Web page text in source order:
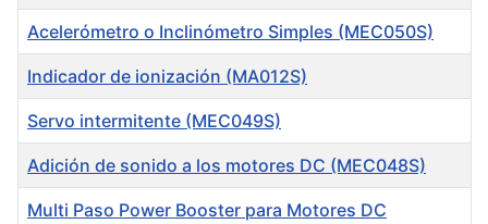
Acelerómetro o Inclinómetro Simples (MEC050S)
Indicador de ionización (MA012S)
Servo intermitente (MEC049S)
Adición de sonido a los motores DC (MEC048S)
Multi Paso Power Booster para Motores DC